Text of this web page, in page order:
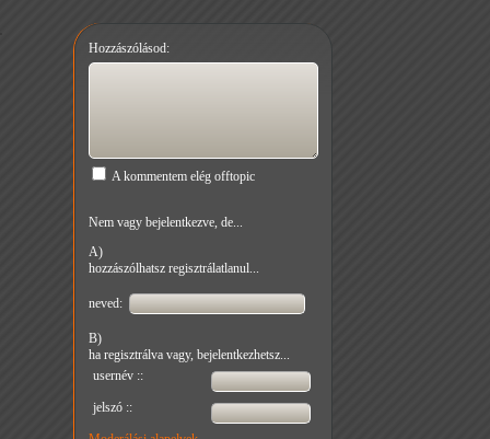
Hozzászólásod:
A kommentem elég offtopic
Nem vagy bejelentkezve, de...
A)
hozzászólhatsz regisztrálatlanul...
neved:
B)
ha regisztrálva vagy, bejelentkezhetsz...
usernév ::
jelszó ::